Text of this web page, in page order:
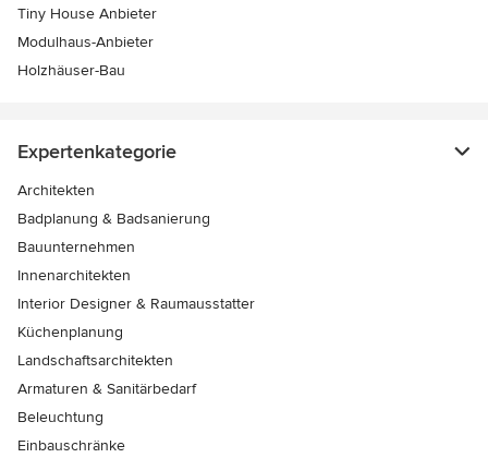
Tiny House Anbieter
Modulhaus-Anbieter
Holzhäuser-Bau
Expertenkategorie
Architekten
Badplanung & Badsanierung
Bauunternehmen
Innenarchitekten
Interior Designer & Raumausstatter
Küchenplanung
Landschaftsarchitekten
Armaturen & Sanitärbedarf
Beleuchtung
Einbauschränke